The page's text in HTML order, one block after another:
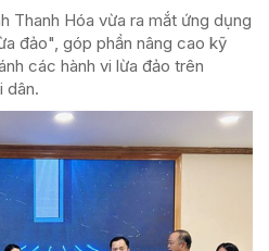
Thanh Hóa vừa ra mắt ứng dụng
đảo", góp phần nâng cao kỹ
các hành vi lừa đảo trên
dân.